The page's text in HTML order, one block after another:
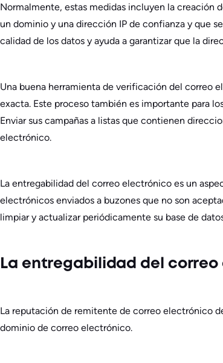
Normalmente, estas medidas incluyen la creación
un dominio y una dirección IP de confianza y que
calidad de los datos y ayuda a garantizar que la
Una buena herramienta de verificación del correo
exacta. Este proceso también es importante para
Enviar sus campañas a listas que contienen
electrónico.
La entregabilidad del correo electrónico es un
electrónicos enviados a buzones que no son
limpiar y actualizar periódicamente su base de
La entregabilidad del
La reputación de remitente de correo electrónico
dominio de correo electrónico.